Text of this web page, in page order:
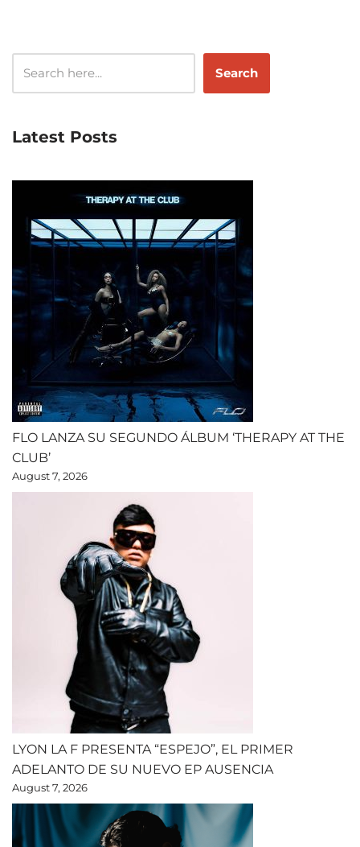
Search
Latest Posts
FLO LANZA SU SEGUNDO ÁLBUM ‘THERAPY AT THE
CLUB’
August 7, 2026
LYON LA F PRESENTA “ESPEJO”, EL PRIMER
ADELANTO DE SU NUEVO EP AUSENCIA
August 7, 2026